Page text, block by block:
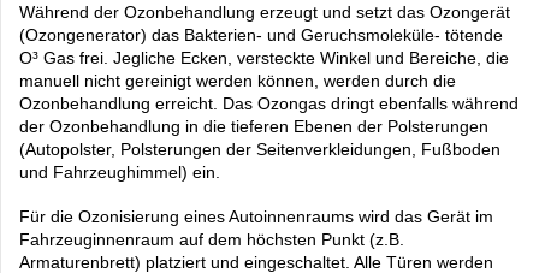
Während der Ozonbehandlung erzeugt und setzt das Ozongerät
(Ozongenerator) das Bakterien- und Geruchsmoleküle- tötende
O³ Gas frei. Jegliche Ecken, versteckte Winkel und Bereiche, die
manuell nicht gereinigt werden können, werden durch die
Ozonbehandlung erreicht. Das Ozongas dringt ebenfalls während
der Ozonbehandlung in die tieferen Ebenen der Polsterungen
(Autopolster, Polsterungen der Seitenverkleidungen, Fußboden
und Fahrzeughimmel) ein.
Für die Ozonisierung eines Autoinnenraums wird das Gerät im
Fahrzeuginnenraum auf dem höchsten Punkt (z.B.
Armaturenbrett) platziert und eingeschaltet. Alle Türen werden